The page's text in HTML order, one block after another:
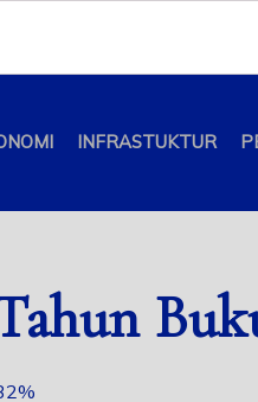
INFRASTUKTUR